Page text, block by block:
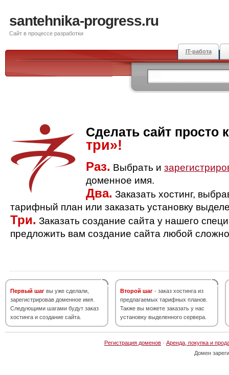
santehnika-progress.ru
Сайт в процессе разработки
IT-работа
Сделать сайт просто
три»!
Раз. Выбрать и
доменное имя.
Два. Заказать хостинг,
тарифный план или заказать установку
Три. Заказать создание сайта у нашего
предложить вам создание сайта любой
Первый шаг вы уже сделали,
зарегистрировав доменное имя.
Следующими шагами будут заказ
хостинга и создание сайта.
Второй шаг - заказ хостинга из
предлагаемых тарифных планов.
Также вы можете заказать у нас
установку выделенного сервера.
Регистрация доменов · Аренда, покупка и
Домен